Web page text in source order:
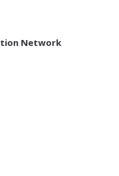
Network